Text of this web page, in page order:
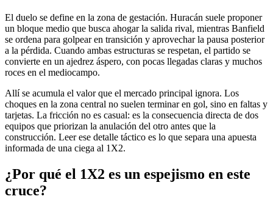
El duelo se define en la zona de gestación. Huracán suele proponer
un bloque medio que busca ahogar la salida rival, mientras Banfield
se ordena para golpear en transición y aprovechar la pausa posterior
a la pérdida. Cuando ambas estructuras se respetan, el partido se
convierte en un ajedrez áspero, con pocas llegadas claras y muchos
roces en el mediocampo.
Allí se acumula el valor que el mercado principal ignora. Los
choques en la zona central no suelen terminar en gol, sino en faltas y
tarjetas. La fricción no es casual: es la consecuencia directa de dos
equipos que priorizan la anulación del otro antes que la
construcción. Leer ese detalle táctico es lo que separa una apuesta
informada de una ciega al 1X2.
¿Por qué el 1X2 es un espejismo en este
cruce?